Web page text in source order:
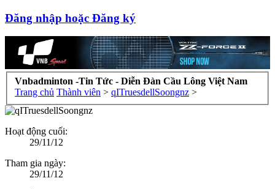
Đăng nhập hoặc Đăng ký
Vnbadminton -Tin Tức - Diễn Đàn Cầu Lông Việt Nam
Trang chủ Thành viên > qITruesdellSoongnz >
Hoạt động cuối:
29/11/12
Tham gia ngày:
29/11/12